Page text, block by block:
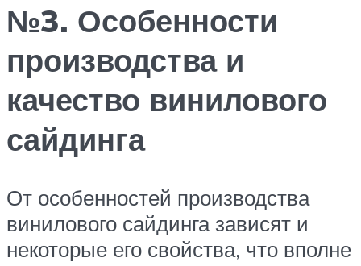
№3. Особенности
производства и
качество винилового
сайдинга
От особенностей производства
винилового сайдинга зависят и
некоторые его свойства, что вполне